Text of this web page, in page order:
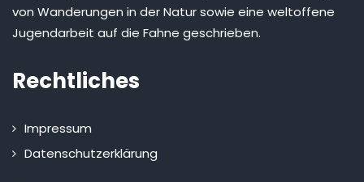
von Wanderungen in der Natur sowie eine weltoffene
Jugendarbeit auf die Fahne geschrieben.
Rechtliches
Impressum
Datenschutzerklärung